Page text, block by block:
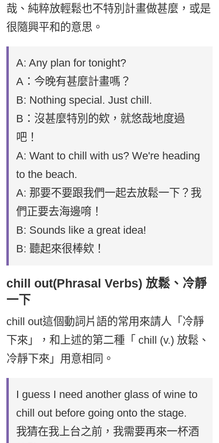
哉、純粹放輕鬆也不特別計畫做甚麼，或是
很隨興平和的意思。
A: Any plan for tonight?
A：今晚有甚麼計畫嗎？
B: Nothing special. Just chill.
B：沒甚麼特別的欸，就悠哉地度過
吧！
A: Want to chill with us? We're heading
to the beach.
A: 那要不要跟我們一起去放鬆一下？我
們正要去海邊唷！
B: Sounds like a great idea!
B: 聽起來很棒欸！
chill out(Phrasal Verbs) 放鬆、冷靜
一下
chill out這個動詞片語的常用來請人「冷靜
下來」，和上述的第二種「 chill (v.) 放鬆、
冷靜下來」用意相同。
I guess I need another glass of wine to
chill out before going onto the stage.
我猜在我上台之前，我需要再來一杯酒